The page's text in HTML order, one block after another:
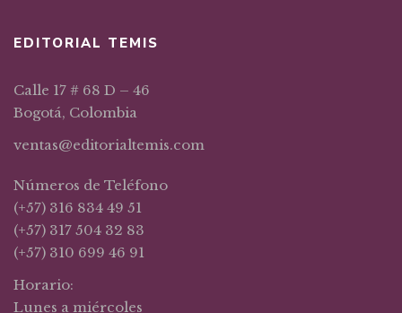
EDITORIAL TEMIS
Calle 17 # 68 D – 46
Bogotá, Colombia
ventas@editorialtemis.com
Números de Teléfono
(+57) 316 834 49 51
(+57) 317 504 32 83
(+57) 310 699 46 91
Horario:
Lunes a miércoles